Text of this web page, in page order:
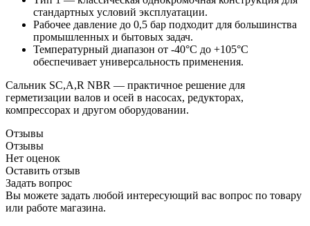
стандартных условий эксплуатации.
Рабочее давление до 0,5 бар подходит для большинства
промышленных и бытовых задач.
Температурный диапазон от -40°C до +105°C
обеспечивает универсальность применения.
Сальник SC,А,R NBR — практичное решение для
герметизации валов и осей в насосах, редукторах,
компрессорах и другом оборудовании.
Отзывы
Отзывы
Нет оценок
Оставить отзыв
Задать вопрос
Вы можете задать любой интересующий вас вопрос по товару
или работе магазина.